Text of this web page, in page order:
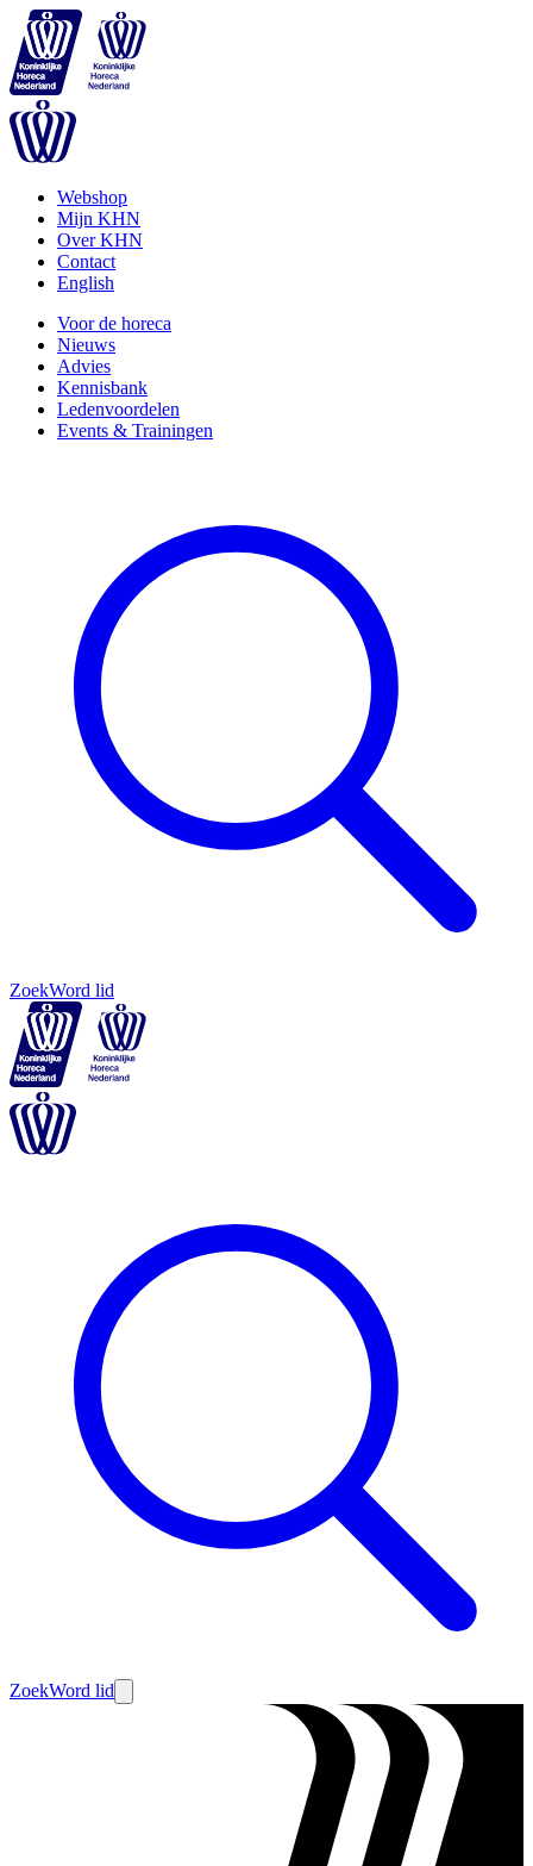
Webshop
Mijn KHN
Over KHN
Contact
English
Voor de horeca
Nieuws
Advies
Kennisbank
Ledenvoordelen
Events & Trainingen
ZoekWord lid
ZoekWord lid